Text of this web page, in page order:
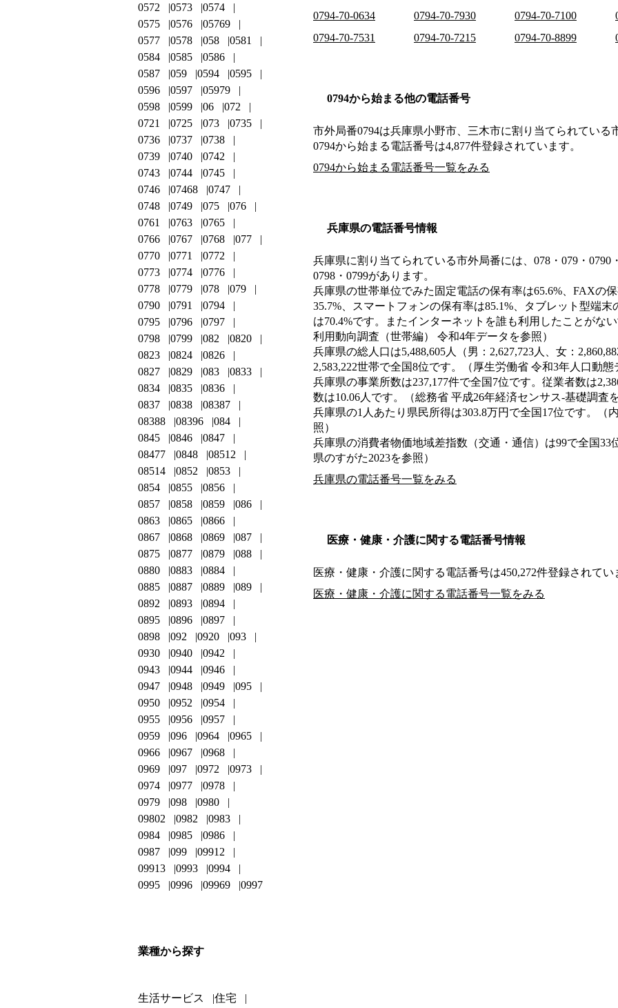
0794-70-0634
0794-70-7930 0794-70-7100
0794-70-7531
0794-70-7215 0794-70-8899
0794から始まる他の電話番号
市外局番0794は兵庫県小野市、三木市に割り当てられている
0794から始まる電話番号は4,877件登録されています。
0794から始まる電話番号一覧をみる
兵庫県の電話番号情報
兵庫県に割り当てられている市外局番には、078・079・0790
0798・0799があります。
兵庫県の世帯単位でみた固定電話の保有率は65.6%、FAXの
35.7%、スマートフォンの保有率は85.1%、タブレット型端
は70.4%です。またインターネットを誰も利用したことがな
利用動向調査（世帯編） 令和4年データを参照）
兵庫県の総人口は5,488,605人（男：2,627,723人、女：
2,583,222世帯で全国8位です。（厚生労働省 令和3年人口動態
兵庫県の事業所数は237,177件で全国7位です。従業者数は
数は10.06人です。（総務省 平成26年経済センサス‐基礎調査を
兵庫県の1人あたり県民所得は303.8万円で全国17位です。（
照）
兵庫県の消費者物価地域差指数（交通・通信）は99で全国33
県のすがた2023を参照）
兵庫県の電話番号一覧をみる
医療・健康・介護に関する電話番号情報
医療・健康・介護に関する電話番号は450,272件登録されてい
医療・健康・介護に関する電話番号一覧をみる
0572
0573
0574
0575
0576
05769
0577
0578 058
0581
0584
0585
0586
0587
059 0594
0595
0596
0597
05979
0598
0599 06
072
0721
0725 073
0735
0736
0737
0738
0739
0740
0742
0743
0744
0745
0746
07468
0747
0748
0749 075
076
0761
0763
0765
0766
0767 0768
077
0770
0771
0772
0773
0774
0776
0778
0779 078
079
0790
0791
0794
0795
0796
0797
0798
0799 082
0820
0823
0824
0826
0827
0829 083
0833
0834
0835
0836
0837
0838
08387
08388
08396
084
0845
0846
0847
08477
0848
08512
08514
0852
0853
0854
0855
0856
0857
0858 0859
086
0863
0865
0866
0867
0868 0869
087
0875
0877 0879
088
0880
0883
0884
0885
0887 0889
089
0892
0893
0894
0895
0896
0897
0898
092 0920
093
0930
0940
0942
0943
0944
0946
0947
0948 0949
095
0950
0952
0954
0955
0956
0957
0959
096 0964
0965
0966
0967
0968
0969
097 0972
0973
0974
0977
0978
0979
098
0980
09802
0982
0983
0984
0985
0986
0987
099
09912
09913
0993
0994
0995
0996 09969 0997
業種から探す
生活サービス 住宅